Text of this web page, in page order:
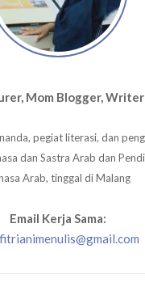
Mom Blogger, Writer
pegiat literasi, dan
dan Sastra Arab dan
Arab, tinggal di Malang
Email Kerja Sama: